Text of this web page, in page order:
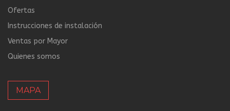
Ofertas
Instrucciones de instalación
Ventas por Mayor
Quienes somos
MAPA